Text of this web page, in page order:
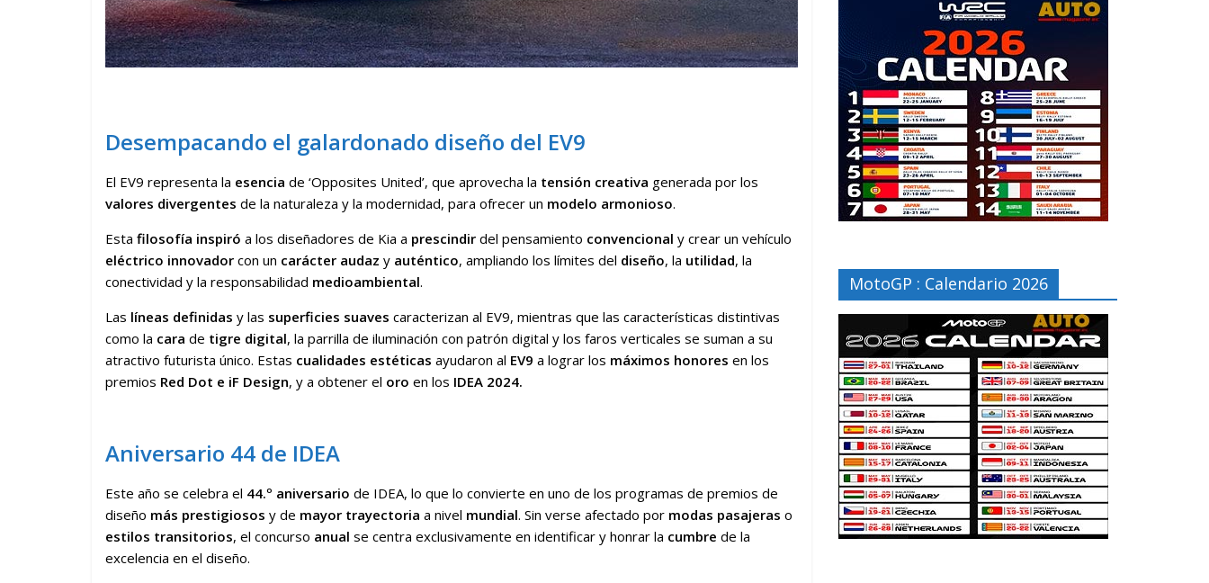
Desempacando el galardonado diseño del EV9
El EV9 representa la esencia de ‘Opposites United’, que aprovecha la tensión creativa generada por los
valores divergentes de la naturaleza y la modernidad, para ofrecer un modelo armonioso.
Esta filosofía inspiró a los diseñadores de Kia a prescindir del pensamiento convencional y crear un vehículo
eléctrico innovador con un carácter audaz y auténtico, ampliando los límites del diseño, la utilidad, la
conectividad y la responsabilidad medioambiental.
Las líneas definidas y las superficies suaves caracterizan al EV9, mientras que las características distintivas
como la cara de tigre digital, la parrilla de iluminación con patrón digital y los faros verticales se suman a su
atractivo futurista único. Estas cualidades estéticas ayudaron al EV9 a lograr los máximos honores en los
premios Red Dot e iF Design, y a obtener el oro en los IDEA 2024.
Aniversario 44 de IDEA
Este año se celebra el 44.º aniversario de IDEA, lo que lo convierte en uno de los programas de premios de
diseño más prestigiosos y de mayor trayectoria a nivel mundial. Sin verse afectado por modas pasajeras o
estilos transitorios, el concurso anual se centra exclusivamente en identificar y honrar la cumbre de la
excelencia en el diseño.
MotoGP : Calendario 2026